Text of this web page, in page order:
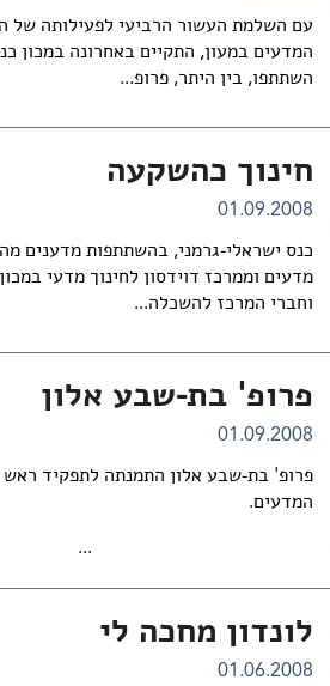
עם השלמת העשור הרביעי לפעילותה של
המדעים במעון, התקיים באחרונה במכון
השתתפו, בין היתר, פרופ...
חינוך כהשקעה
01.09.2008
כנס ישראלי-גרמני, בהשתתפות מדענים
מדעים וממרכז דוידסון לחינוך מדעי
וחברי המרכז להשכלה...
פרופ' בת-שבע אלון
01.09.2008
פרופ' בת-שבע אלון התמנתה לתפקיד
המדעים.
...
לונדון מחכה לי
01.06.2008